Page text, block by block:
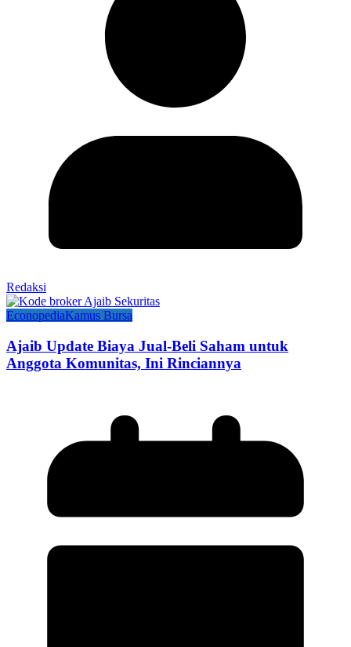
Redaksi
EconopediaKamus Bursa
Ajaib Update Biaya Jual-Beli Saham untuk
Anggota Komunitas, Ini Rinciannya